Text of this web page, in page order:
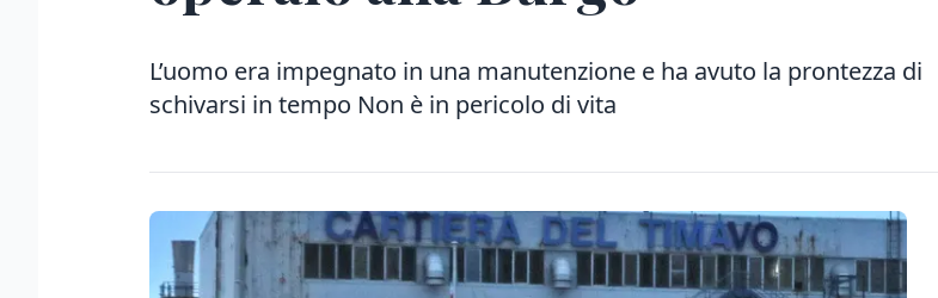
L’uomo era impegnato in una manutenzione e ha avuto la prontezza di
schivarsi in tempo Non è in pericolo di vita